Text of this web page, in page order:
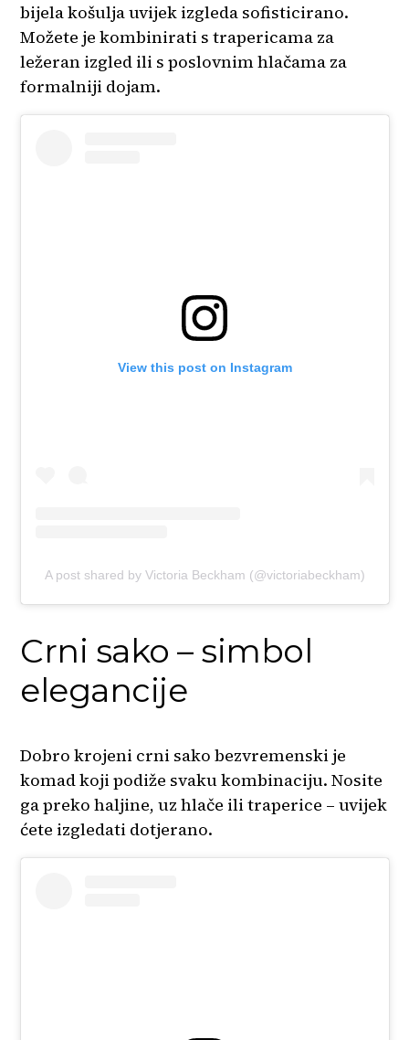
bijela košulja uvijek izgleda sofisticirano.
Možete je kombinirati s trapericama za
ležeran izgled ili s poslovnim hlačama za
formalniji dojam.
View this post on Instagram
A post shared by Victoria Beckham (@victoriabeckham)
Crni sako – simbol
elegancije
Dobro krojeni crni sako bezvremenski je
komad koji podiže svaku kombinaciju. Nosite
ga preko haljine, uz hlače ili traperice – uvijek
ćete izgledati dotjerano.